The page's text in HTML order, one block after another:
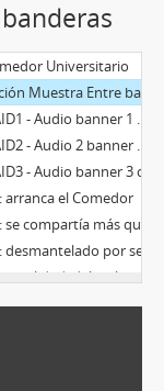
Universitario
Entre bandejas y banderas
1 apertura del comedor 1936
en las décadas del 50 y 60
banner 3 cierre del comedor
arranca el Comedor
más que comida
ser considerado un lugar peligroso
del reclamo a la conquista
hoy nos siguen faltando